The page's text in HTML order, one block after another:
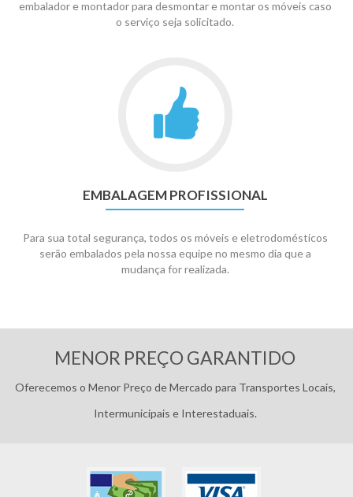
embalador e montador para desmontar e montar os móveis caso
o serviço seja solicitado.
EMBALAGEM PROFISSIONAL
Para sua total segurança, todos os móveis e eletrodomésticos
serão embalados pela nossa equipe no mesmo dia que a
mudança for realizada.
MENOR PREÇO GARANTIDO
Oferecemos o Menor Preço de Mercado para Transportes Locais,
Intermunicipais e Interestaduais.